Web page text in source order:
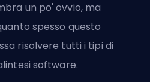
un po' ovvio, ma
spesso questo
risolvere tutti i tipi di
software.